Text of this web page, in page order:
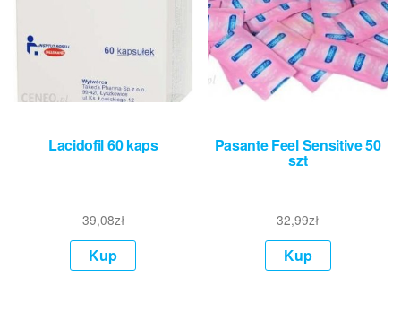
Lacidofil 60 kaps
39,08zł
Kup
Pasante Feel Sensitive 50
szt
32,99zł
Kup